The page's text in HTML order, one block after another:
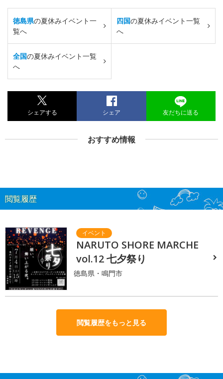
徳島県の夏休みイベント一
覧へ
四国の夏休みイベント一覧
へ
全国の夏休みイベント一覧
へ
シェアする シェア 友だちに送る
おすすめ情報
閲覧履歴
NARUTO SHORE MARCHE
vol.12 七夕祭り
徳島県・鳴門市
閲覧履歴をもっと見る